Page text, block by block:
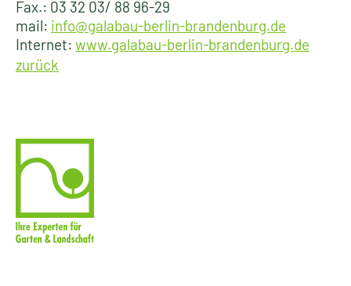
Fax.: 03 32 03/ 88 96-29
mail: info@galabau-berlin-brandenburg.de
Internet: www.galabau-berlin-brandenburg.de
zurück